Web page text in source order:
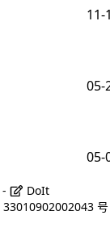
11-
05-
05-
DoIt
号